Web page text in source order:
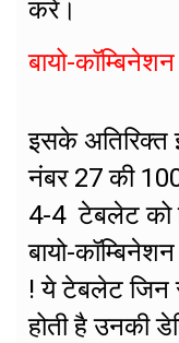
करें।
बायो-
इसके अतिरिक्त
नंबर 27 की
4-4 टेबलेट को
बायो-
! ये टेबलेट जिन
होती है उनकी